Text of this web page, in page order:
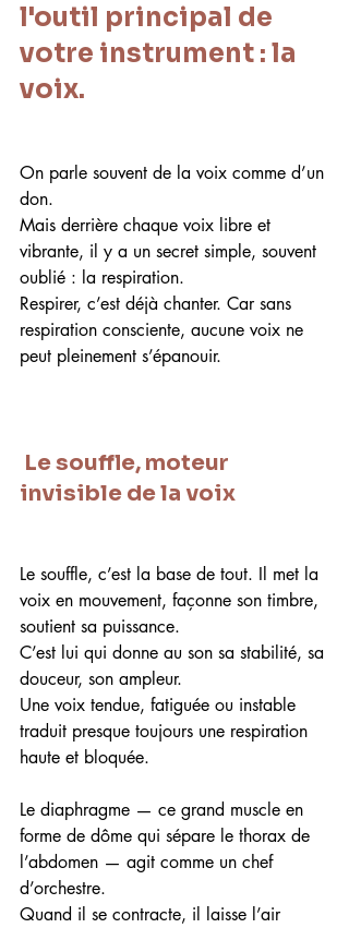
l'outil principal de
votre instrument : la
voix.
On parle souvent de la voix comme d’un
don.
Mais derrière chaque voix libre et
vibrante, il y a un secret simple, souvent
oublié : la respiration.
Respirer, c’est déjà chanter. Car sans
respiration consciente, aucune voix ne
peut pleinement s’épanouir.
Le souffle, moteur
invisible de la voix
Le souffle, c’est la base de tout. Il met la
voix en mouvement, façonne son timbre,
soutient sa puissance.
C’est lui qui donne au son sa stabilité, sa
douceur, son ampleur.
Une voix tendue, fatiguée ou instable
traduit presque toujours une respiration
haute et bloquée.
Le diaphragme — ce grand muscle en
forme de dôme qui sépare le thorax de
l’abdomen — agit comme un chef
d’orchestre.
Quand il se contracte, il laisse l’air